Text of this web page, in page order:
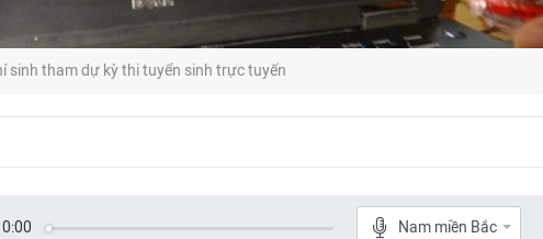
sinh tham dự kỳ thi tuyển sinh trực tuyến
0:00 Nam miền Bắc